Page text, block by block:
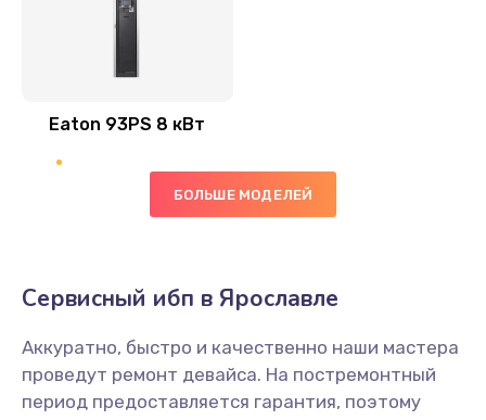
Eaton 93PS 8 кВт
БОЛЬШЕ МОДЕЛЕЙ
Сервисный ибп в Ярославле
Аккуратно, быстро и качественно наши мастера
проведут ремонт девайса. На постремонтный
период предоставляется гарантия, поэтому